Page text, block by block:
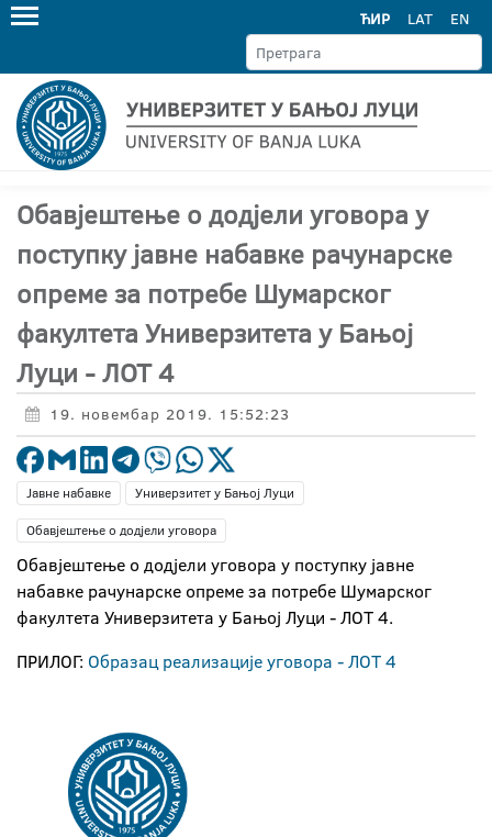
ЋИР LAT EN
Обавјештење о додјели уговора у
поступку јавне набавке рачунарске
опреме за потребе Шумарског
факултета Универзитета у Бањој
Луци - ЛОТ 4
19. новембар 2019. 15:52:23
Јавне набавке
Универзитет у Бањој Луци
Обавјештење о додјели уговора
Обавјештење о додјели уговора у поступку јавне
набавке рачунарске опреме за потребе Шумарског
факултета Универзитета у Бањој Луци - ЛОТ 4.
ПРИЛОГ: Образац реализације уговора - ЛОТ 4